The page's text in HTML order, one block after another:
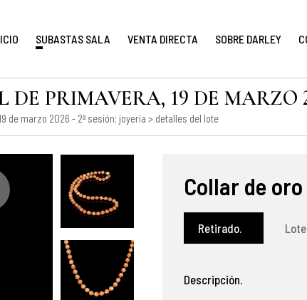
SUBASTAS SALA VENTA DIRECTA SOBRE DARLEY
PRIMAVERA, 19 DE MARZO
de marzo 2026 - 2ª sesión: joyería > detalles del lote
Collar de
Retirado. Lote
Descripción.